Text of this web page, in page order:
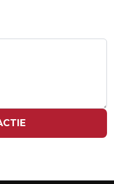
ATLEET
KREEG